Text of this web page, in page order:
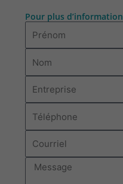
Pour plus d’information
Message